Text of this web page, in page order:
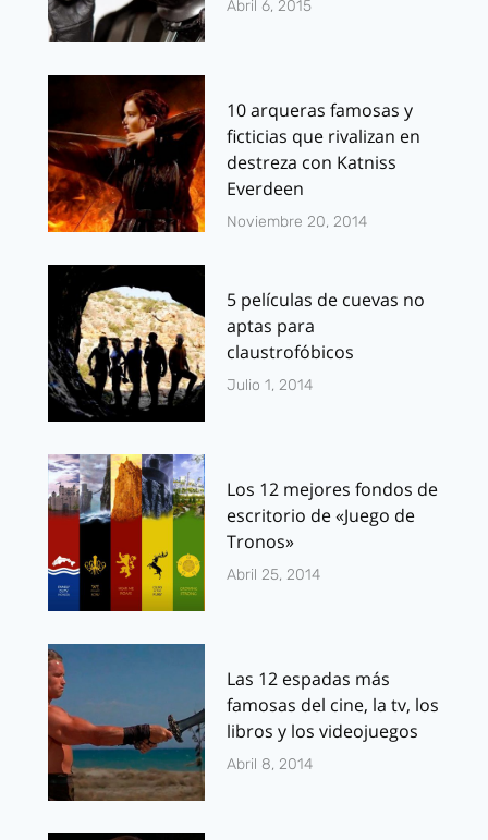
Abril 6, 2015
10 arqueras famosas y
ficticias que rivalizan en
destreza con Katniss
Everdeen
Noviembre 20, 2014
5 películas de cuevas no
aptas para
claustrofóbicos
Julio 1, 2014
Los 12 mejores fondos de
escritorio de «Juego de
Tronos»
Abril 25, 2014
Las 12 espadas más
famosas del cine, la tv, los
libros y los videojuegos
Abril 8, 2014